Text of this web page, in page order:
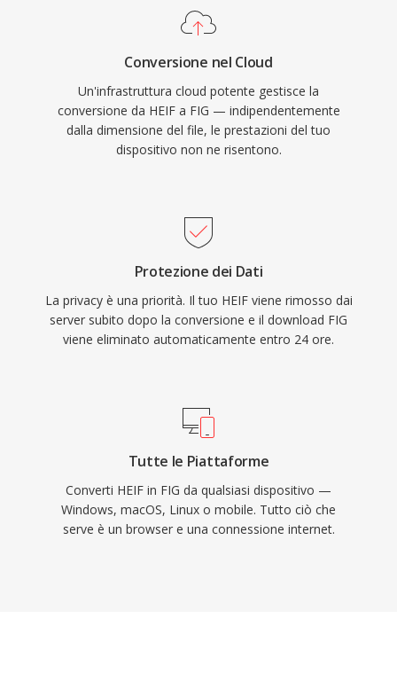
Conversione nel Cloud
Un'infrastruttura cloud potente gestisce la
conversione da HEIF a FIG — indipendentemente
dalla dimensione del file, le prestazioni del tuo
dispositivo non ne risentono.
Protezione dei Dati
La privacy è una priorità. Il tuo HEIF viene rimosso dai
server subito dopo la conversione e il download FIG
viene eliminato automaticamente entro 24 ore.
Tutte le Piattaforme
Converti HEIF in FIG da qualsiasi dispositivo —
Windows, macOS, Linux o mobile. Tutto ciò che
serve è un browser e una connessione internet.